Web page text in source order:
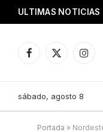
ULTIMAS NOTICIAS
Facebook
X
sábado, agosto 8
Portada »